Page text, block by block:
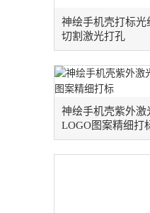
神绘手机壳打标
切割激光打孔
神绘手机壳紫外激
LOGO图案精细打